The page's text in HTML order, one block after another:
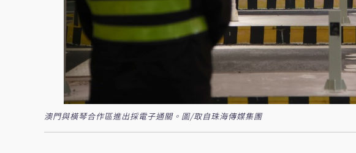
澳門與橫琴合作區進出採電子通關。圖/取自珠海傳媒集團